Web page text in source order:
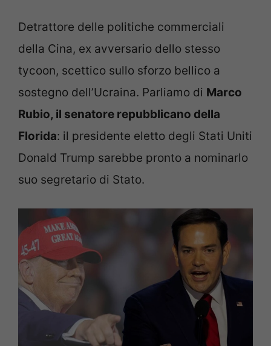
Detrattore delle politiche commerciali
della Cina, ex avversario dello stesso
tycoon, scettico sullo sforzo bellico a
sostegno dell’Ucraina. Parliamo di Marco
Rubio, il senatore repubblicano della
Florida: il presidente eletto degli Stati Uniti
Donald Trump sarebbe pronto a nominarlo
suo segretario di Stato.